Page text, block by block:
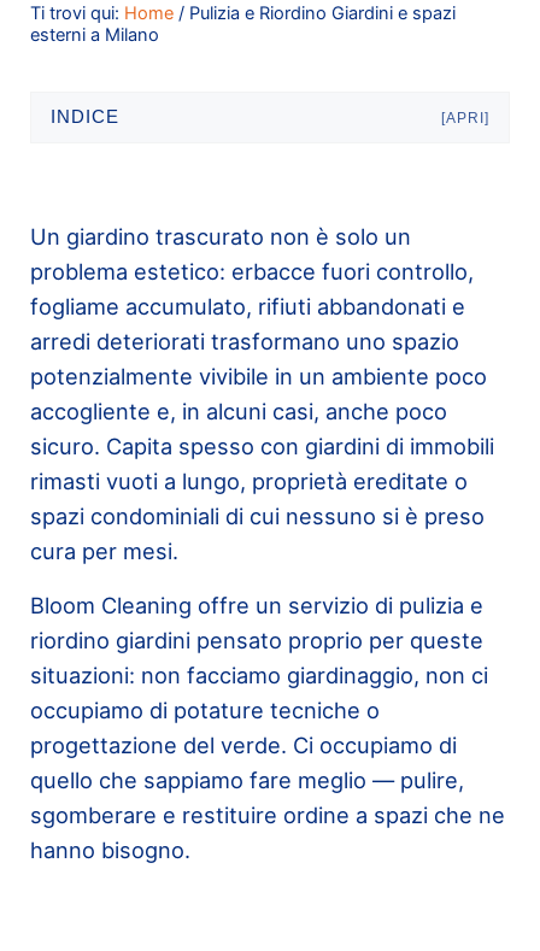
Ti trovi qui: Home /Pulizia e Riordino Giardini e spazi
esterni a Milano
INDICE [APRI]
Un giardino trascurato non è solo un
problema estetico: erbacce fuori controllo,
fogliame accumulato, rifiuti abbandonati e
arredi deteriorati trasformano uno spazio
potenzialmente vivibile in un ambiente poco
accogliente e, in alcuni casi, anche poco
sicuro. Capita spesso con giardini di immobili
rimasti vuoti a lungo, proprietà ereditate o
spazi condominiali di cui nessuno si è preso
cura per mesi.
Bloom Cleaning offre un servizio di pulizia e
riordino giardini pensato proprio per queste
situazioni: non facciamo giardinaggio, non ci
occupiamo di potature tecniche o
progettazione del verde. Ci occupiamo di
quello che sappiamo fare meglio — pulire,
sgomberare e restituire ordine a spazi che ne
hanno bisogno.